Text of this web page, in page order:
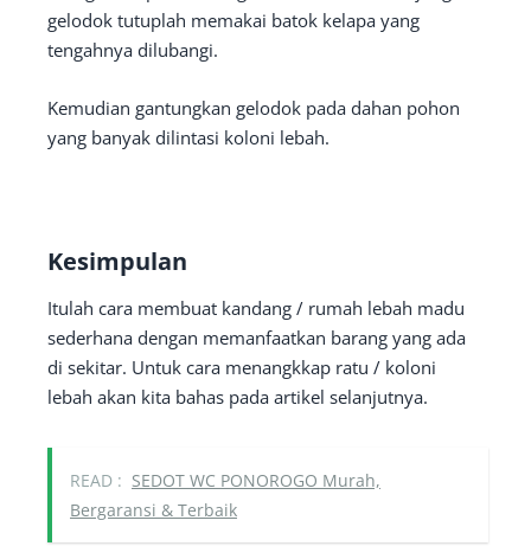
gelodok tutuplah memakai batok kelapa yang
tengahnya dilubangi.
Kemudian gantungkan gelodok pada dahan pohon
yang banyak dilintasi koloni lebah.
Kesimpulan
Itulah cara membuat kandang / rumah lebah madu
sederhana dengan memanfaatkan barang yang ada
di sekitar. Untuk cara menangkkap ratu / koloni
lebah akan kita bahas pada artikel selanjutnya.
READ : SEDOT WC PONOROGO Murah,
Bergaransi & Terbaik